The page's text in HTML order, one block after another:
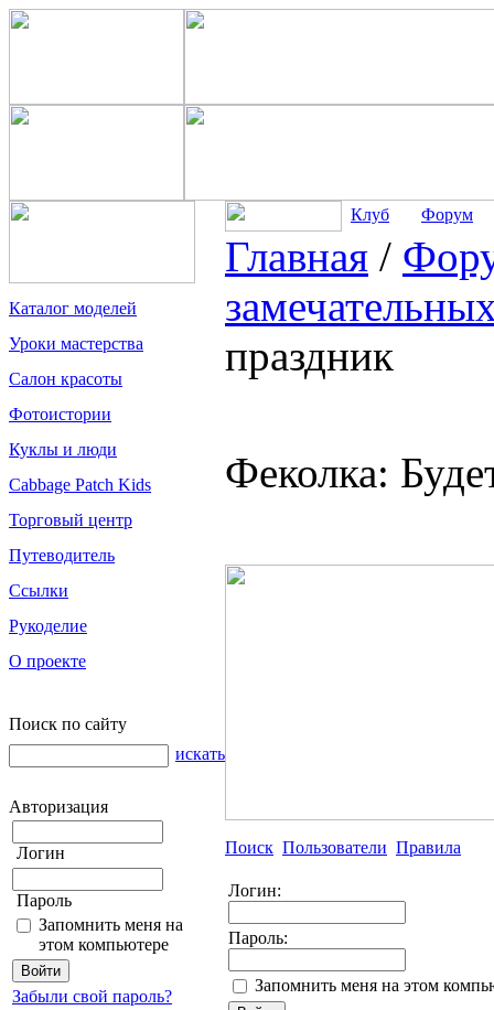
Каталог моделей
Уроки мастерства
Салон красоты
Фотоистории
Куклы и люди
Cabbage Patch Kids
Торговый центр
Путеводитель
Ссылки
Рукоделие
О проекте
Поиск по сайту
искать
Авторизация
Логин
Пароль
Запомнить меня на
этом компьютере
Забыли свой пароль?
Клуб Форум
Главная /
праздник
Феколка:
Поиск Пользователи Правила
Логин:
Пароль:
Запомнить меня на этом